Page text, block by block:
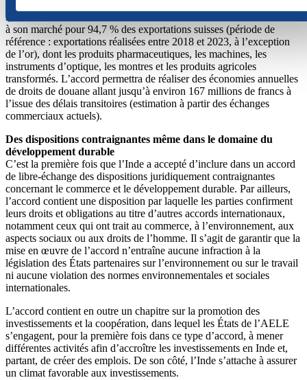
meilleur accès au marché indien. L’Inde accordera un meilleur accès
à son marché pour 94,7 % des exportations suisses (période de
référence : exportations réalisées entre 2018 et 2023, à l’exception
de l’or), dont les produits pharmaceutiques, les machines, les
instruments d’optique, les montres et les produits agricoles
transformés. L’accord permettra de réaliser des économies annuelles
de droits de douane allant jusqu’à environ 167 millions de francs à
l’issue des délais transitoires (estimation à partir des échanges
commerciaux actuels).
Des dispositions contraignantes même dans le domaine du
développement durable
C’est la première fois que l’Inde a accepté d’inclure dans un accord
de libre-échange des dispositions juridiquement contraignantes
concernant le commerce et le développement durable. Par ailleurs,
l’accord contient une disposition par laquelle les parties confirment
leurs droits et obligations au titre d’autres accords internationaux,
notamment ceux qui ont trait au commerce, à l’environnement, aux
aspects sociaux ou aux droits de l’homme. Il s’agit de garantir que la
mise en œuvre de l’accord n’entraîne aucune infraction à la
législation des États partenaires sur l’environnement ou sur le travail
ni aucune violation des normes environnementales et sociales
internationales.
L’accord contient en outre un chapitre sur la promotion des
investissements et la coopération, dans lequel les États de l’AELE
s’engagent, pour la première fois dans ce type d’accord, à mener
différentes activités afin d’accroître les investissements en Inde et,
partant, de créer des emplois. De son côté, l’Inde s’attache à assurer
un climat favorable aux investissements.